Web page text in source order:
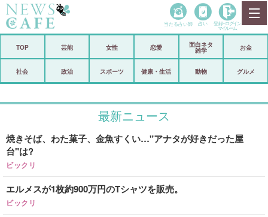
政治
スポーツ
恋愛 ビックリ
コメントポスト
リリース ショップ
当たる占い師 占い 登録• ログイン
マイルーム
TOP 芸能 女性 恋愛
面白ネタ
雑学
お金
社会 政治 スポーツ 健康・生活 動物 グルメ
最新ニュース
焼きそば、わた菓子、金魚すくい…"アナタが好きだった屋
台"は?
ビックリ
エルメスが1枚約900万円のTシャツを販売。
ビックリ